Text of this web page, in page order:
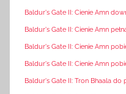
Baldur's Gate II: Cienie Amn
Baldur's Gate II: Cienie Amn
Baldur's Gate II: Cienie Amn
Baldur's Gate II: Cienie Amn
Baldur's Gate II: Tron Bhaala do